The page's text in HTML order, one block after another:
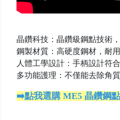
晶鑽科技：晶鑽級鋼點技術
鋼製材質：高硬度鋼材，耐
人體工學設計：手柄設計符
多功能護理：不僅能去除角
➡️點我選購 ME5 晶鑽鋼